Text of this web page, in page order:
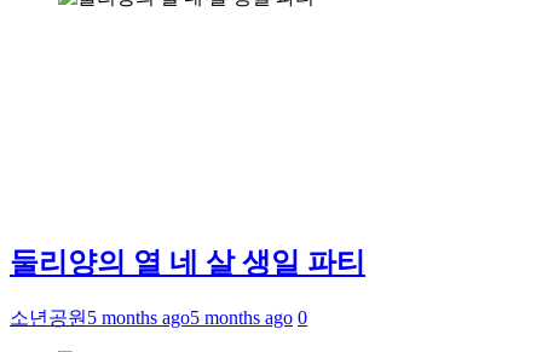
둘리양의 열 네 살 생일 파티
소년공원 5 months ago5 months ago 0